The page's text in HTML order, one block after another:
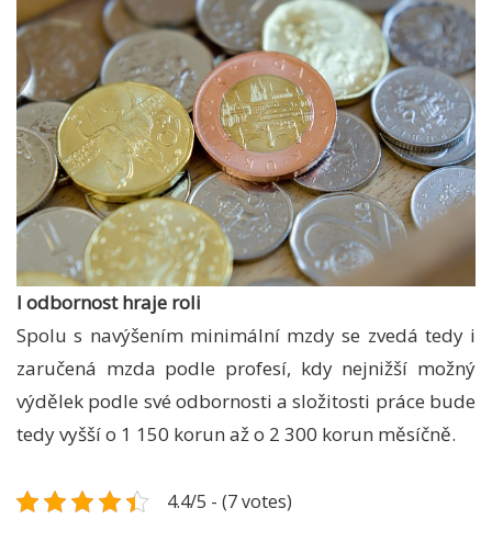
I odbornost hraje roli
Spolu s navýšením minimální mzdy se zvedá tedy i
zaručená mzda podle profesí, kdy nejnižší možný
výdělek podle své odbornosti a složitosti práce bude
tedy vyšší o 1 150 korun až o 2 300 korun měsíčně.
4.4/5 - (7 votes)